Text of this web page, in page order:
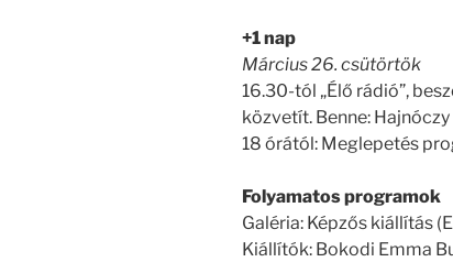
+1 nap
Március 26. csütörtök
16.30-tól „Élő rádió”,
közvetít. Benne:
18 órától: Meglepetés
Folyamatos programok
Galéria: Képzős kiállítás
Kiállítók: Bokodi Emma